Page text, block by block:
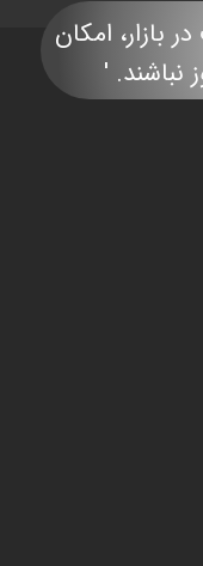
بازار، امکان
نباشند. '​​​​​​​​​​​​​​